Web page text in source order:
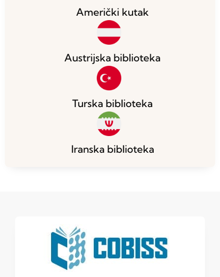
Američki kutak
Austrijska biblioteka
Turska biblioteka
Iranska biblioteka